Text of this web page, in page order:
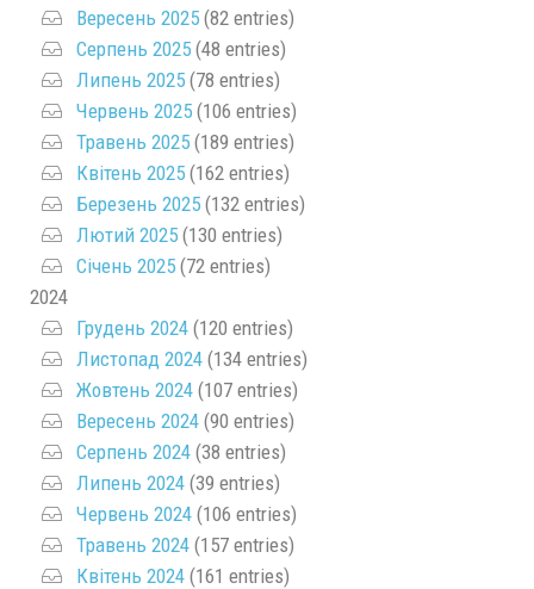
Вересень 2025 (82 entries)
Серпень 2025 (48 entries)
Липень 2025 (78 entries)
Червень 2025 (106 entries)
Травень 2025 (189 entries)
Квітень 2025 (162 entries)
Березень 2025 (132 entries)
Лютий 2025 (130 entries)
Січень 2025 (72 entries)
2024
Грудень 2024 (120 entries)
Листопад 2024 (134 entries)
Жовтень 2024 (107 entries)
Вересень 2024 (90 entries)
Серпень 2024 (38 entries)
Липень 2024 (39 entries)
Червень 2024 (106 entries)
Травень 2024 (157 entries)
Квітень 2024 (161 entries)